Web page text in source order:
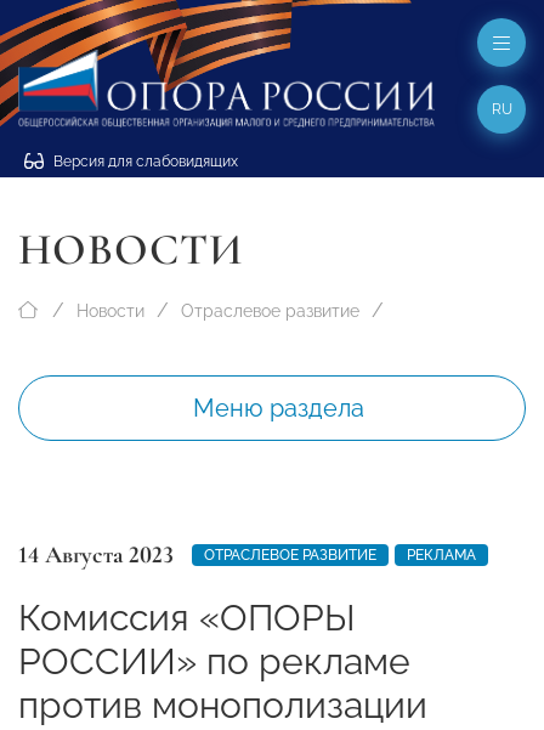
Версия для слабовидящих
RU
НОВОСТИ
Новости Отраслевое развитие
Меню раздела
14 Августа 2023 ОТРАСЛЕВОЕ РАЗВИТИЕ РЕКЛАМА
Комиссия «ОПОРЫ
РОССИИ» по рекламе
против монополизации